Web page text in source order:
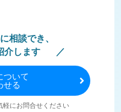
相談でき、
介します
ついて
せる
軽にお問合せください